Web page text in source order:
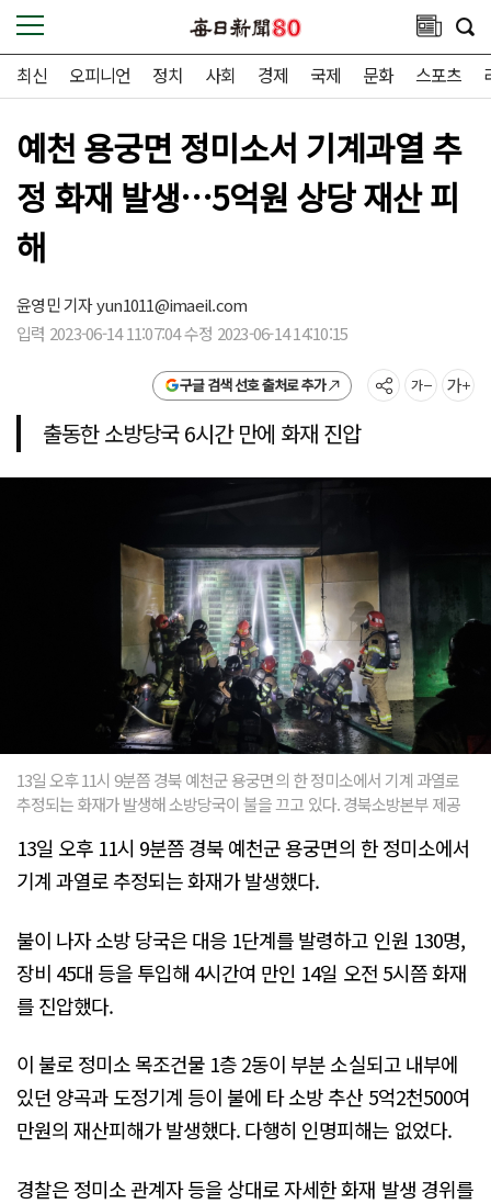
최신 오피니언 정치 사회 경제 국제 문화 스포츠
예천 용궁면 정미소서 기계과열 추
정 화재 발생…5억원 상당 재산 피
해
윤영민 기자yun1011@imaeil.com
입력 2023-06-14 11:07:04 수정 2023-06-14 14:10:15
구글 검색 선호 출처로 추가
출동한 소방당국 6시간 만에 화재 진압
13일 오후 11시 9분쯤 경북 예천군 용궁면의 한 정미소에서 기계 과열로
추정되는 화재가 발생해 소방당국이 불을 끄고 있다. 경북소방본부 제공
13일 오후 11시 9분쯤 경북 예천군 용궁면의 한 정미소에서
기계 과열로 추정되는 화재가 발생했다.
불이 나자 소방 당국은 대응 1단계를 발령하고 인원 130명,
장비 45대 등을 투입해 4시간여 만인 14일 오전 5시쯤 화재
를 진압했다.
이 불로 정미소 목조건물 1층 2동이 부분 소실되고 내부에
있던 양곡과 도정기계 등이 불에 타 소방 추산 5억2천500여
만원의 재산피해가 발생했다. 다행히 인명피해는 없었다.
경찰은 정미소 관계자 등을 상대로 자세한 화재 발생 경위를